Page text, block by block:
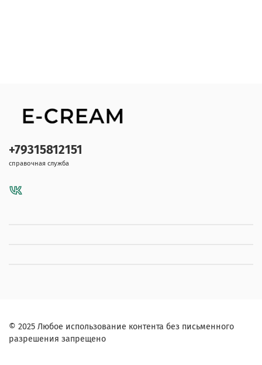
+79315812151
справочная служба
© 2025 Любое использование контента без письменного
разрешения запрещено